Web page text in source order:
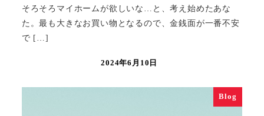
そろそろマイホームが欲しいな…と、考え始めたあな
た。最も大きなお買い物となるので、金銭面が一番不安
で […]
2024年6月10日
Blog